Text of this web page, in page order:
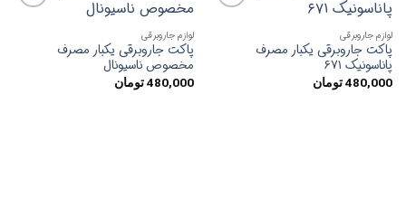
لوازم جاروبرقی
پاکت جاروبرقی یکبار مصرف
پاناسونیک ۶۷۱
480,000 تومان
لوازم جاروبرقی
پاکت جاروبرقی یکبار مصرف
مخصوص ناسیونال
480,000 تومان